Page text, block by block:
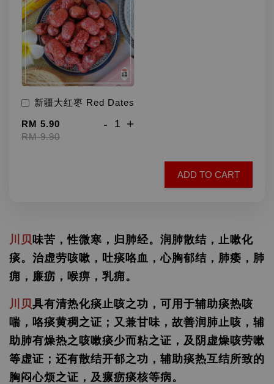
新疆大红枣 Red Dates
RM 5.90
RM 9.90
- +
ADD TO CART
川贝味苦，性微寒，归肺经。润肺散结，止嗽化
痰。治虚劳咳嗽，吐痰咯血，心胸郁结，肺痿，肺
痈，廉疬，喉痹，乳痈。
川贝具有清热化痰止咳之功，可用于辅助痰热咳
喘，咯痰黄稠之证；又兼甘味，故善润肺止咳，辅
助肺有燥热之咳嗽痰少而粘之证，及阴虚燥咳劳嗽
等虚证；还有散结开郁之功，辅助痰热互结所致的
胸闷心烦之证，及瘰疬痰核等病。